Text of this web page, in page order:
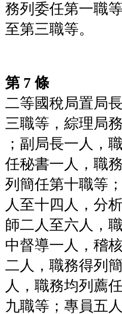
務列委任第一職等
至第三職等。
第 7 條
二等國稅局置局
三職等，綜理局務
；副局長一人，
任秘書一人，職務
列簡任第十職等
人至十四人，分析
師二人至六人，
中督導一人，稽核
二人，職務得列
人，職務均列薦
九職等；專員五